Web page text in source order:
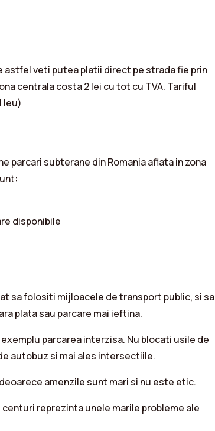
veti putea platii direct pe strada fie prin
centrala costa 2 lei cu tot cu TVA. Tariful
leu)
parcari subterane din Romania aflata in zona
disponibile
sa folositi mijloacele de transport public, si sa
plata sau parcare mai ieftina.
parcarea interzisa. Nu blocati usile de
autobuz si mai ales intersectiile.
amenzile sunt mari si nu este etic.
reprezinta unele marile probleme ale